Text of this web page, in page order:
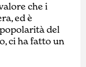
che i
ed è
del
ci ha fatto un